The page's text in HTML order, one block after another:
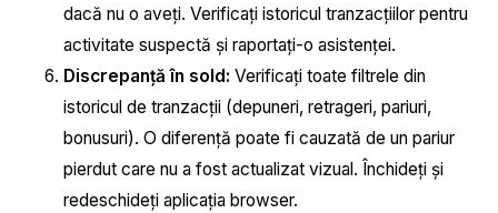
dacă nu o aveți. Verificați istoricul tranzacțiilor pentru
activitate suspectă și raportați-o asistenței.
Discrepanță în sold: Verificați toate filtrele din
istoricul de tranzacții (depuneri, retrageri, pariuri,
bonusuri). O diferență poate fi cauzată de un pariur
pierdut care nu a fost actualizat vizual. Închideți și
redeschideți aplicația browser.